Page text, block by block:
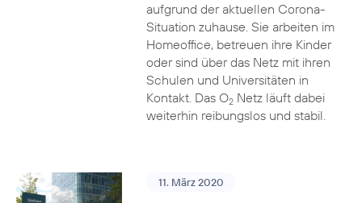
aufgrund der aktuellen Corona-
Situation zuhause. Sie arbeiten im
Homeoffice, betreuen ihre Kinder
oder sind über das Netz mit ihren
Schulen und Universitäten in
Kontakt. Das O2Netz läuft dabei
weiterhin reibungslos und stabil.
11. März 2020